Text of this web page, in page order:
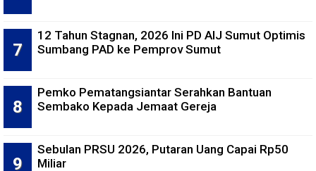
12 Tahun Stagnan, 2026 Ini PD AIJ Sumut Optimis
Sumbang PAD ke Pemprov Sumut
Pemko Pematangsiantar Serahkan Bantuan
Sembako Kepada Jemaat Gereja
Sebulan PRSU 2026, Putaran Uang Capai Rp50
Miliar